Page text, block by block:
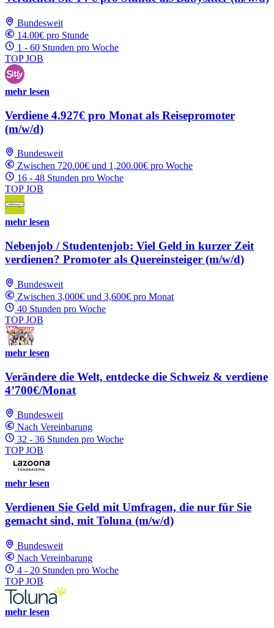
Bundesweit
14.00€ pro Stunde
1 - 60 Stunden pro Woche
TOP JOB
mehr lesen
Verdiene 4.927€ pro Monat als Reisepromoter
(m/w/d)
Bundesweit
Zwischen 720.00€ und 1,200.00€ pro Woche
16 - 48 Stunden pro Woche
TOP JOB
mehr lesen
Nebenjob / Studentenjob: Viel Geld in kurzer Zeit
verdienen? Promoter als Quereinsteiger (m/w/d)
Bundesweit
Zwischen 3,000€ und 3,600€ pro Monat
40 Stunden pro Woche
TOP JOB
mehr lesen
Verändere die Welt, entdecke die Schweiz & verdiene
4’700€/Monat
Bundesweit
Nach Vereinbarung
32 - 36 Stunden pro Woche
TOP JOB
mehr lesen
Verdienen Sie Geld mit Umfragen, die nur für Sie
gemacht sind, mit Toluna (m/w/d)
Bundesweit
Nach Vereinbarung
4 - 20 Stunden pro Woche
TOP JOB
mehr lesen